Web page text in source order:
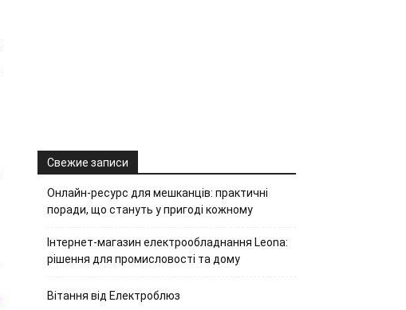
Свежие записи
Онлайн-ресурс для мешканців: практичні
поради, що стануть у пригоді кожному
Інтернет-магазин електрообладнання Leona:
рішення для промисловості та дому
Вітання від Електроблюз